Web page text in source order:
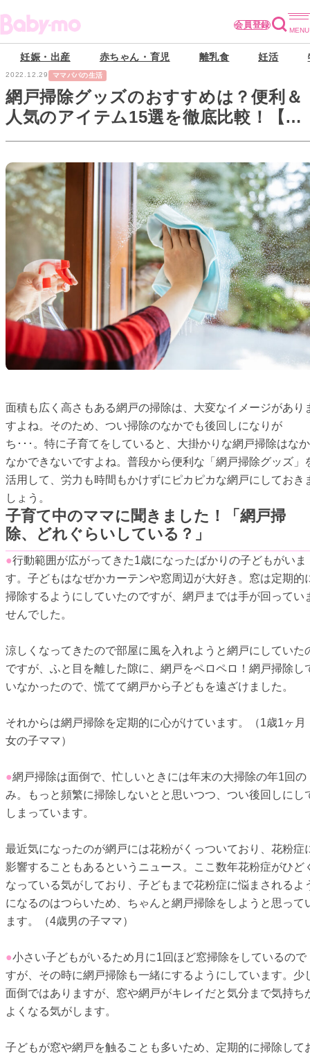
会員登録
妊娠・出産 赤ちゃん・育児 離乳食 妊活
2022.12.29 ママパパの生活
網戸掃除グッズのおすすめは？便利＆
人気のアイテム15選を徹底比較！【口
コミあり】
面積も広く高さもある網戸の掃除は、大変なイメージがあり
すよね。そのため、つい掃除のなかでも後回しになりが
ち･･･。特に子育てをしていると、大掛かりな網戸掃除はなか
なかできないですよね。普段から便利な「網戸掃除グッズ」
活用して、労力も時間もかけずにピカピカな網戸にしておき
しょう。
子育て中のママに聞きました！「網戸掃
除、どれぐらいしている？」
●行動範囲が広がってきた1歳になったばかりの子どもがいま
す。子どもはなぜかカーテンや窓周辺が大好き。窓は定期的
掃除するようにしていたのですが、網戸までは手が回ってい
せんでした。
涼しくなってきたので部屋に風を入れようと網戸にしていた
ですが、ふと目を離した隙に、網戸をペロペロ！網戸掃除し
いなかったので、慌てて網戸から子どもを遠ざけました。
それからは網戸掃除を定期的に心がけています。（1歳1ヶ月
女の子ママ）
●網戸掃除は面倒で、忙しいときには年末の大掃除の年1回の
み。もっと頻繁に掃除しないとと思いつつ、つい後回しにし
しまっています。
最近気になったのが網戸には花粉がくっついており、花粉症
影響することもあるというニュース。ここ数年花粉症がひど
なっている気がしており、子どもまで花粉症に悩まされるよ
になるのはつらいため、ちゃんと網戸掃除をしようと思って
ます。（4歳男の子ママ）
●小さい子どもがいるため月に1回ほど窓掃除をしているので
すが、その時に網戸掃除も一緒にするようにしています。少
面倒ではありますが、窓や網戸がキレイだと気分まで気持ち
よくなる気がします。
子どもが窓や網戸を触ることも多いため、定期的に掃除して